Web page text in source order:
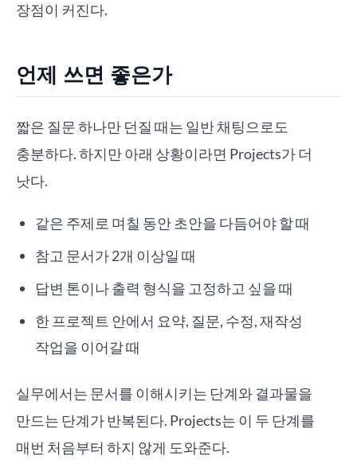
장점이 커진다.
언제 쓰면 좋은가
짧은 질문 하나만 던질 때는 일반 채팅으로도
충분하다. 하지만 아래 상황이라면 Projects가 더
낫다.
같은 주제로 며칠 동안 초안을 다듬어야 할 때
참고 문서가 2개 이상일 때
답변 톤이나 출력 형식을 고정하고 싶을 때
한 프로젝트 안에서 요약, 질문, 수정, 재작성
작업을 이어갈 때
실무에서는 문서를 이해시키는 단계와 결과물을
만드는 단계가 반복된다. Projects는 이 두 단계를
매번 처음부터 하지 않게 도와준다.